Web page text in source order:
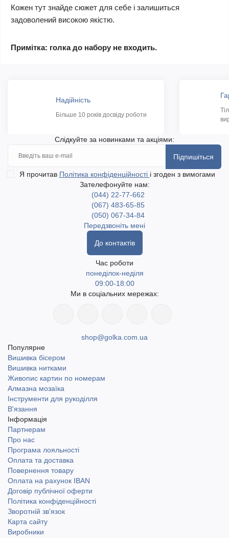
Кожен тут знайде сюжет для себе і залишиться
задоволений високою якістю.
Примітка: голка до набору не входить.
Надійність
Більше 10 років досвіду роботи
Слідкуйте за новинками та акціями:
Підпишіться
Я прочитав Політика конфіденційності і згоден з вимогами
Зателефонуйте нам:
(044) 22-77-662
(067) 483-65-85
(050) 067-34-84
Передзвоніть мені
До контактів
Час роботи
понеділок-неділя
09:00-18:00
Ми в соціальних мережах:
shop@golka.com.ua
Популярне
Вишивка бісером
Вишивка нитками
Живопис картин по номерам
Алмазна мозаїка
Інструменти для рукоділля
В'язання
Інформація
Партнерам
Про нас
Програма лояльності
Оплата та доставка
Повернення товару
Оплата на рахунок IBAN
Договір публічної оферти
Політика конфіденційності
Зворотній зв'язок
Карта сайту
Виробники